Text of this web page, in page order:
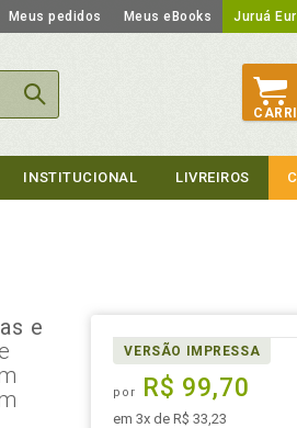
Meus pedidos Meus eBooks Juruá
INSTITUCIONAL LIVREIROS
e
VERSÃO IMPRESSA
por R$ 99,70
em 3x de R$ 33,23